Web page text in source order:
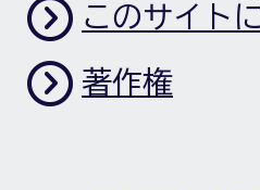
このサイト
著作権